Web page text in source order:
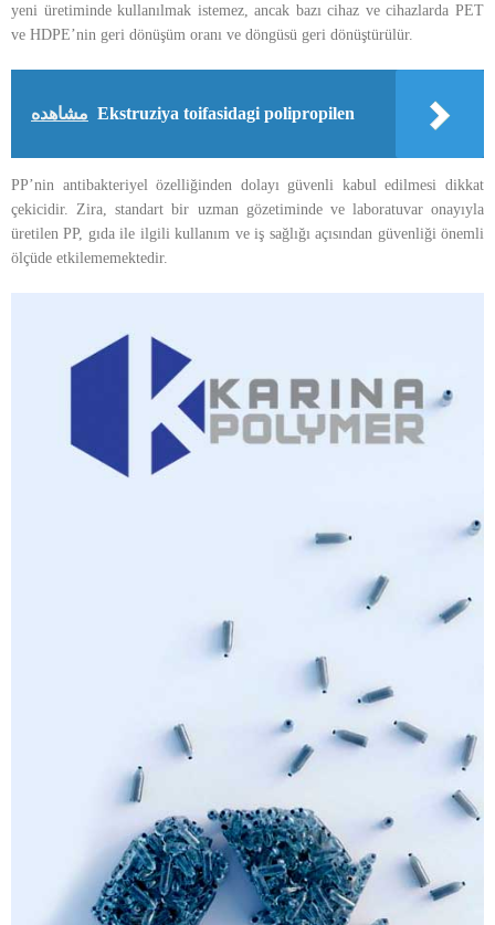
yeni üretiminde kullanılmak istemez, ancak bazı cihaz ve cihazlarda PET
ve HDPE’nin geri dönüşüm oranı ve döngüsü geri dönüştürülür.
مشاهده Ekstruziya toifasidagi polipropilen
PP’nin antibakteriyel özelliğinden dolayı güvenli kabul edilmesi dikkat
çekicidir. Zira, standart bir uzman gözetiminde ve laboratuvar onayıyla
üretilen PP, gıda ile ilgili kullanım ve iş sağlığı açısından güvenliği önemli
ölçüde etkilememektedir.